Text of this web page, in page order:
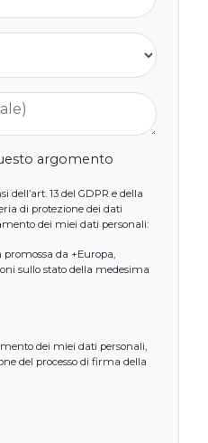
argomento
dell’art. 13 del GDPR e della
di protezione dei dati
dei miei dati personali:
da +Europa,
sullo stato della medesima
dei miei dati personali,
del processo di firma della